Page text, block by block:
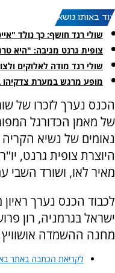
עוד באותו נושא:
שולי רנד חושף: כך נולד
צופית גרנט מגיבה: "היא
שולי רנד מודה לאלוקים
מופע מרגש במערת צדקיהו
הכנס נערך לזכרו של
של מאמן הכדורגל
נאומים של נשיא
היוצרת צופית גרנט,
מאיר לאו, ושורד השבי
לכבוד הכנס נערך
ישראל בגרמניה, רון
מחנה ההשמדה אושוויץ
לקריאת הכתבה באתר